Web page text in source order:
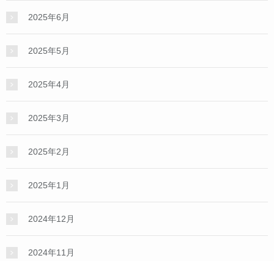
2025年6月
2025年5月
2025年4月
2025年3月
2025年2月
2025年1月
2024年12月
2024年11月